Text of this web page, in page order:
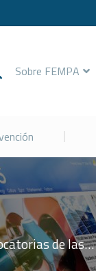
Sobre FEMPA
de las…
Prevención